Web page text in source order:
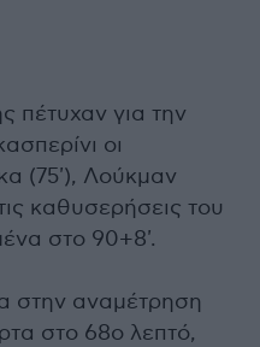
πέτυχαν για την
οι
(75'), Λούκμαν
καθυσερήσεις του
στο 90+8'.
στην αναμέτρηση
στο 68ο λεπτό,